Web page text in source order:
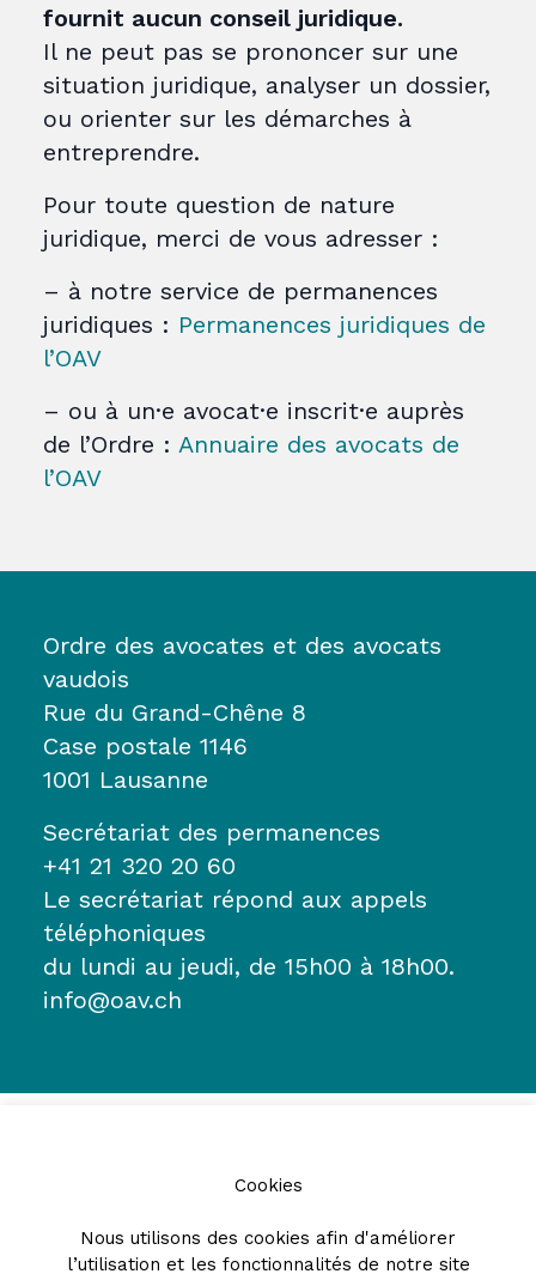
fournit aucun conseil juridique.
Il ne peut pas se prononcer sur une
situation juridique, analyser un dossier,
ou orienter sur les démarches à
entreprendre.
Pour toute question de nature
juridique, merci de vous adresser :
– à notre service de permanences
juridiques : Permanences juridiques de
l’OAV
– ou à un·e avocat·e inscrit·e auprès
de l’Ordre : Annuaire des avocats de
l’OAV
Ordre des avocates et des avocats
vaudois
Rue du Grand-Chêne 8
Case postale 1146
1001 Lausanne
Secrétariat des permanences
+41 21 320 20 60
Le secrétariat répond aux appels
téléphoniques
du lundi au jeudi, de 15h00 à 18h00.
info@oav.ch
Partenaires
Cookies
Nous utilisons des cookies afin d'améliorer
l’utilisation et les fonctionnalités de notre site